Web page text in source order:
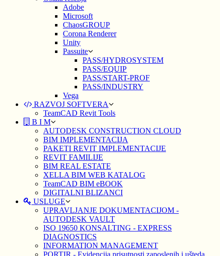
Adobe
Microsoft
ChaosGROUP
Corona Renderer
Unity
Passuite
PASS/HYDROSYSTEM
PASS/EQUIP
PASS/START-PROF
PASS/INDUSTRY
Vega
RAZVOJ SOFTVERA
TeamCAD Revit Tools
B I M
AUTODESK CONSTRUCTION CLOUD
BIM IMPLEMENTACIJA
PAKETI REVIT IMPLEMENTACIJE
REVIT FAMILIJE
BIM REAL ESTATE
XELLA BIM WEB KATALOG
TeamCAD BIM eBOOK
DIGITALNI BLIZANCI
USLUGE
UPRAVLJANJE DOKUMENTACIJOM -
AUTODESK VAULT
ISO 19650 KONSALTING - EXPRESS
DIAGNOSTICS
INFORMATION MANAGEMENT